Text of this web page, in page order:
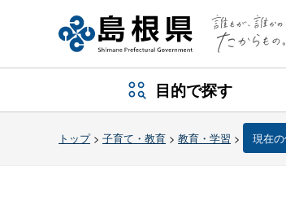
目的で探す
トップ> 子育て・教育 > 教育・学習 > 現在